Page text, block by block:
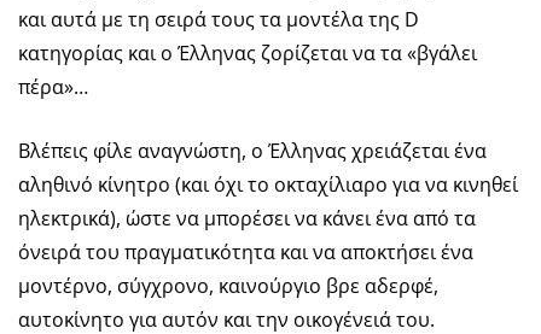
και αυτά με τη σειρά τους τα μοντέλα της D
κατηγορίας και ο Έλληνας ζορίζεται να τα «βγάλει
πέρα»…
Βλέπεις φίλε αναγνώστη, ο Έλληνας χρειάζεται ένα
αληθινό κίνητρο (και όχι το οκταχίλιαρο για να κινηθεί
ηλεκτρικά), ώστε να μπορέσει να κάνει ένα από τα
όνειρά του πραγματικότητα και να αποκτήσει ένα
μοντέρνο, σύγχρονο, καινούργιο βρε αδερφέ,
αυτοκίνητο για αυτόν και την οικογένειά του.